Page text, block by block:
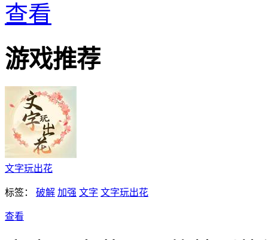
查看
游戏推荐
文字玩出花
标签： 破解 加强 文字 文字玩出花
查看